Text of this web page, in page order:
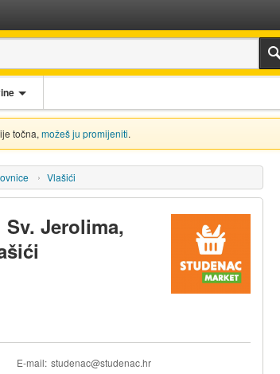
točna, možeš ju promijeniti.
Vlašići
Jerolima,
E-mail studenac@studenac.hr